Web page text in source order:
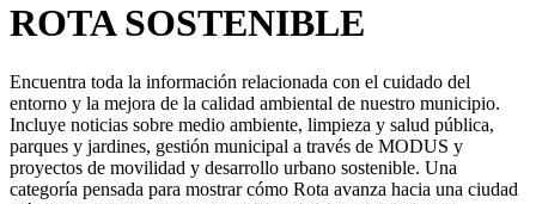
ROTA SOSTENIBLE
Encuentra toda la información relacionada con el cuidado del
entorno y la mejora de la calidad ambiental de nuestro municipio.
Incluye noticias sobre medio ambiente, limpieza y salud pública,
parques y jardines, gestión municipal a través de MODUS y
proyectos de movilidad y desarrollo urbano sostenible. Una
categoría pensada para mostrar cómo Rota avanza hacia una ciudad